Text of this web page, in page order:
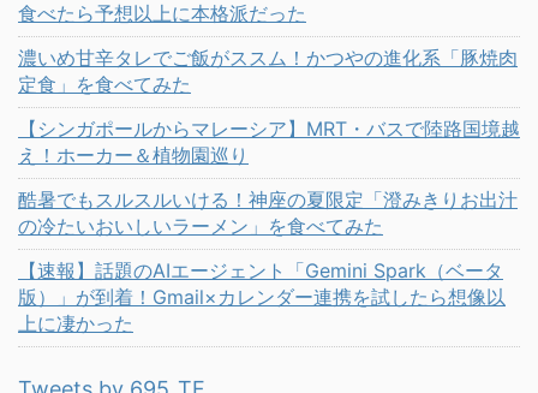
食べたら予想以上に本格派だった
濃いめ甘辛タレでご飯がススム！かつやの進化系「豚焼肉
定食」を食べてみた
【シンガポールからマレーシア】MRT・バスで陸路国境越
え！ホーカー＆植物園巡り
酷暑でもスルスルいける！神座の夏限定「澄みきりお出汁
の冷たいおいしいラーメン」を食べてみた
【速報】話題のAIエージェント「Gemini Spark（ベータ
版）」が到着！Gmail×カレンダー連携を試したら想像以
上に凄かった